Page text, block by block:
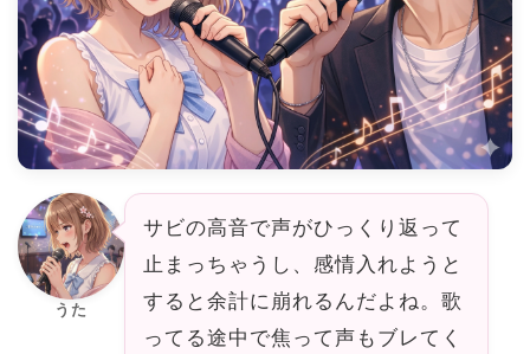
うた
サビの高音で声がひっくり返って
止まっちゃうし、感情入れようと
すると余計に崩れるんだよね。歌
ってる途中で焦って声もブレてく